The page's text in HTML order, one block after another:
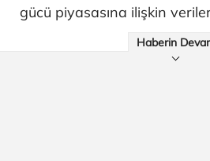
gücü piyasasına ilişkin
Haberin